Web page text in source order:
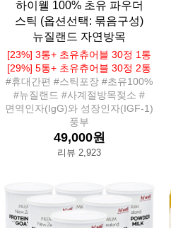
하이웰 100% 초유 파우더
스틱 (옵션선택: 묶음구성)
뉴질랜드 자연방목
[23%] 3통+ 초유츄어블 30정 1통
[29%] 5통+ 초유츄어블 30정 2통
#휴대간편 #스틱포장 #초유100%
#뉴질랜드 #사계절방목젖소 #
면역인자(IgG)와 성장인자(IGF-1)
풍부
49,000원
리뷰 2,923